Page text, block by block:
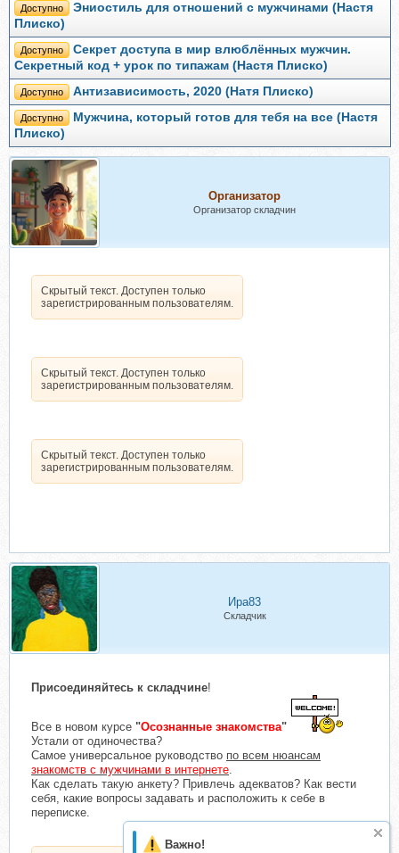
Важно!
Доступно
Эниостиль для отношений с мужчинами (Настя
Плиско)
Доступно
Секрет доступа в мир влюблённых мужчин.
Секретный код + урок по типажам (Настя Плиско)
Доступно Антизависимость, 2020 (Натя Плиско)
Доступно
Мужчина, который готов для тебя на все (Настя
Плиско)
Организатор
Организатор складчин
Скрытый текст. Доступен только
зарегистрированным пользователям.
Скрытый текст. Доступен только
зарегистрированным пользователям.
Скрытый текст. Доступен только
зарегистрированным пользователям.
Ира83
Складчик
Присоединяйтесь к складчине!
Все в новом курсе "Осознанные знакомства"
Устали от одиночества?
Самое универсальное руководство по всем нюансам
знакомств с мужчинами в интернете.
Как сделать такую анкету? Привлечь адекватов? Как вести
себя, какие вопросы задавать и расположить к себе в
переписке.